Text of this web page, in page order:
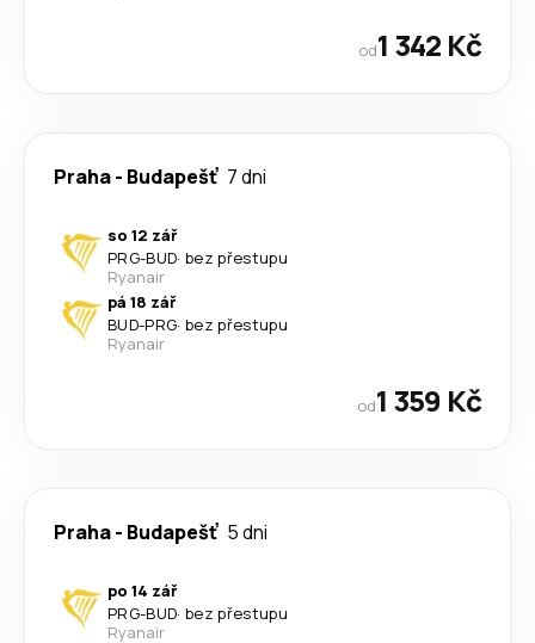
od1 342 Kč
Praha- Budapešť 7 dni
so 12 zář
PRG-BUD· bez přestupu
Ryanair
pá 18 zář
BUD-PRG· bez přestupu
Ryanair
od1 359 Kč
Praha- Budapešť 5 dni
po 14 zář
PRG-BUD· bez přestupu
Ryanair